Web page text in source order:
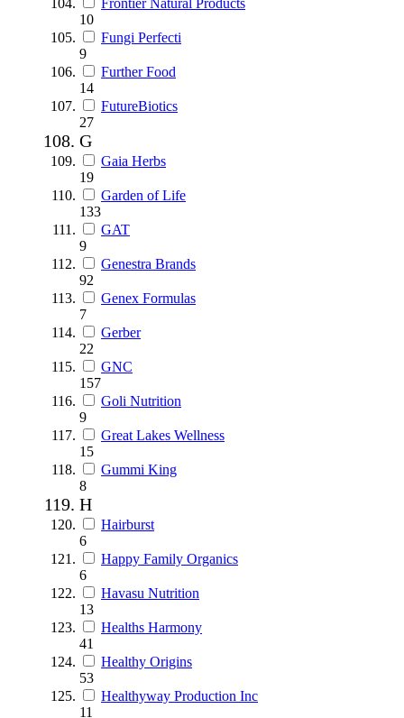
10
Fungi Perfecti
9
Further Food
14
FutureBiotics
27
G
Gaia Herbs
19
Garden of Life
133
GAT
9
Genestra Brands
92
Genex Formulas
7
Gerber
22
GNC
157
Goli Nutrition
9
Great Lakes Wellness
15
Gummi King
8
H
Hairburst
6
Happy Family Organics
6
Havasu Nutrition
13
Healths Harmony
41
Healthy Origins
53
Healthyway Production Inc
11